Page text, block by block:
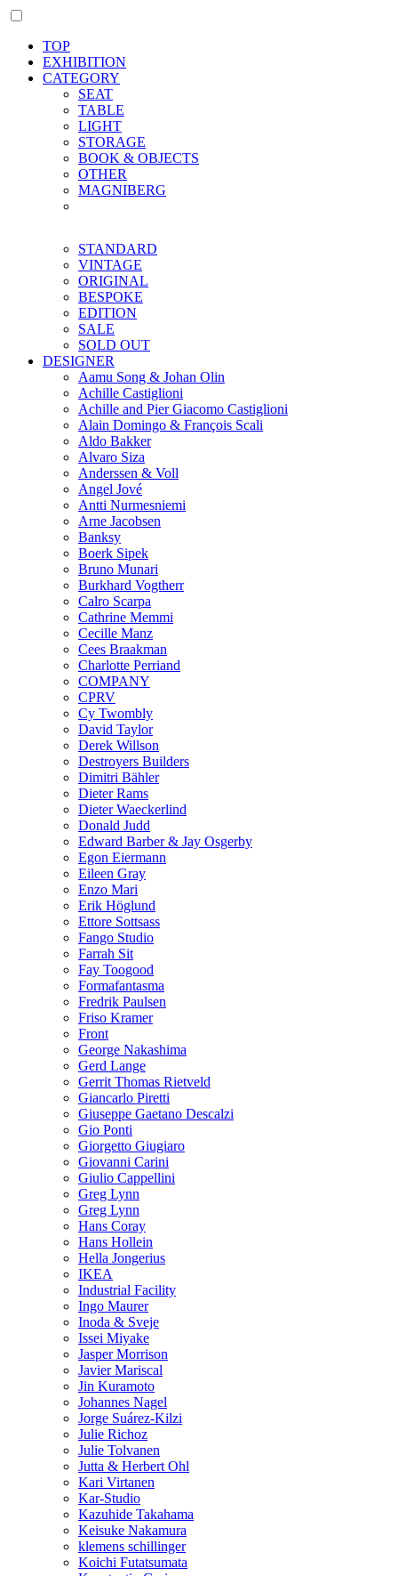
TOP
EXHIBITION
CATEGORY
SEAT
TABLE
LIGHT
STORAGE
BOOK & OBJECTS
OTHER
MAGNIBERG
STANDARD
VINTAGE
ORIGINAL
BESPOKE
EDITION
SALE
SOLD OUT
DESIGNER
Aamu Song & Johan Olin
Achille Castiglioni
Achille and Pier Giacomo Castiglioni
Alain Domingo & François Scali
Aldo Bakker
Alvaro Siza
Anderssen & Voll
Angel Jové
Antti Nurmesniemi
Arne Jacobsen
Banksy
Boerk Sipek
Bruno Munari
Burkhard Vogtherr
Calro Scarpa
Cathrine Memmi
Cecille Manz
Cees Braakman
Charlotte Perriand
COMPANY
CPRV
Cy Twombly
David Taylor
Derek Willson
Destroyers Builders
Dimitri Bähler
Dieter Rams
Dieter Waeckerlind
Donald Judd
Edward Barber & Jay Osgerby
Egon Eiermann
Eileen Gray
Enzo Mari
Erik Höglund
Ettore Sottsass
Fango Studio
Farrah Sit
Fay Toogood
Formafantasma
Fredrik Paulsen
Friso Kramer
Front
George Nakashima
Gerd Lange
Gerrit Thomas Rietveld
Giancarlo Piretti
Giuseppe Gaetano Descalzi
Gio Ponti
Giorgetto Giugiaro
Giovanni Carini
Giulio Cappellini
Greg Lynn
Greg Lynn
Hans Coray
Hans Hollein
Hella Jongerius
IKEA
Industrial Facility
Ingo Maurer
Inoda & Sveje
Issei Miyake
Jasper Morrison
Javier Mariscal
Jin Kuramoto
Johannes Nagel
Jorge Suárez-Kilzi
Julie Richoz
Julie Tolvanen
Jutta & Herbert Ohl
Kari Virtanen
Kar-Studio
Kazuhide Takahama
Keisuke Nakamura
klemens schillinger
Koichi Futatsumata